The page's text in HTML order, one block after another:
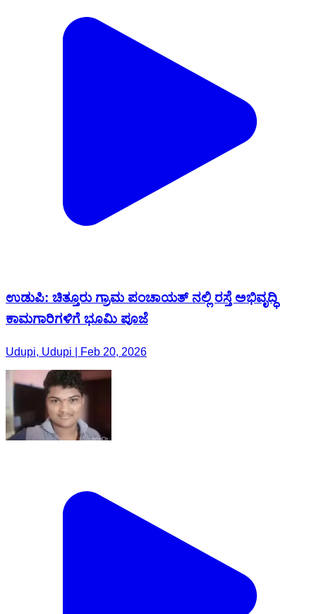
ಉಡುಪಿ: ಚಿತ್ತೂರು ಗ್ರಾಮ ಪಂಚಾಯತ್ ನಲ್ಲಿ ರಸ್ತೆ ಅಭಿವೃದ್ಧಿ
ಕಾಮಗಾರಿಗಳಿಗೆ ಭೂಮಿ ಪೂಜೆ
Udupi, Udupi | Feb 20, 2026